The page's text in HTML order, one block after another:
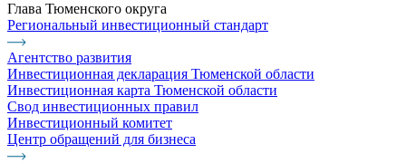
Глава Тюменского округа
Региональный инвестиционный стандарт
Агентство развития
Инвестиционная декларация Тюменской области
Инвестиционная карта Тюменской области
Свод инвестиционных правил
Инвестиционный комитет
Центр обращений для бизнеса